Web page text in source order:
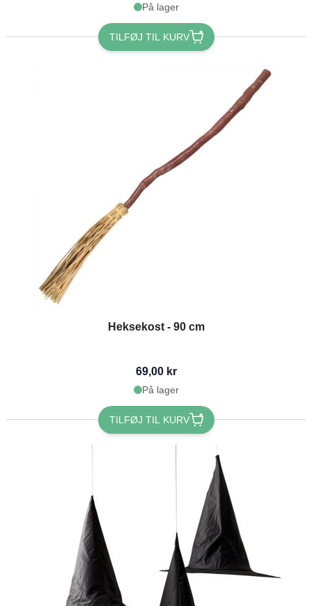
På lager
TILFØJ TIL KURV
Heksekost - 90 cm
69,00 kr
På lager
TILFØJ TIL KURV